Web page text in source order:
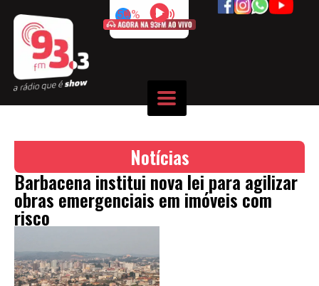
50%
Notícias
Barbacena institui nova lei para agilizar
obras emergenciais em imóveis com
risco